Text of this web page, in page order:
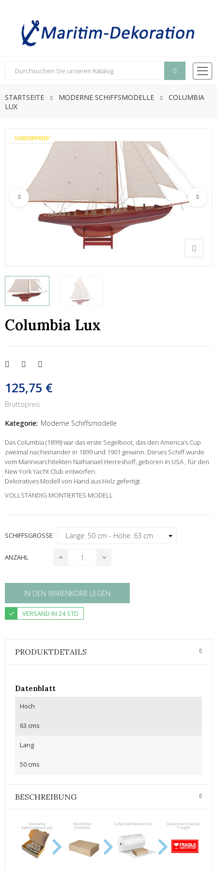
STARTSEITE MODERNE SCHIFFSMODELLE
COLUMBIA
LUX
SONDERPREIS!
Columbia Lux
125,75 €
Bruttopreis
Kategorie: Moderne Schiffsmodelle
Das Columbia (1899) war das erste Segelboot, das den America’s Cup
zweimal nacheinander in 1899 und 1901 gewann. Dieses Schiff wurde
vom Marinearchitekten Nathanael Herreshoff, geboren in USA , für den
New York Yacht Club entworfen.
Dekoratives Modell von Hand aus Holz gefertigt.
VOLLSTÄNDIG MONTIERTES MODELL
SCHIFFSGRÖSSE
ANZAHL
IN DEN WARENKORB LEGEN
VERSAND IN 24 STD
PRODUKTDETAILS
Datenblatt
Hoch
63 cms
Lang
50 cms
BESCHREIBUNG